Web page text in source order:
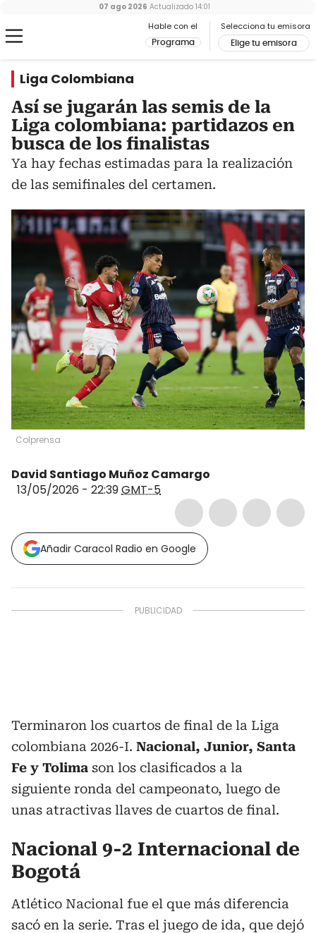
Hable con el
Programa
Selecciona tu emisora
Elige tu emisora
07 ago 2026 Actualizado 14:01
Liga Colombiana
Así se jugarán las semis de la
Liga colombiana: partidazos en
busca de los finalistas
Ya hay fechas estimadas para la realización
de las semifinales del certamen.
Colprensa
David Santiago Muñoz Camargo
13/05/2026 - 22:39GMT-5
Añadir Caracol Radio en Google
Terminaron los cuartos de final de la Liga
colombiana 2026-I. Nacional, Junior, Santa
Fe y Tolima son los clasificados a la
siguiente ronda del campeonato, luego de
unas atractivas llaves de cuartos de final.
Nacional 9-2 Internacional de
Bogotá
Atlético Nacional fue el que más diferencia
sacó en la serie. Tras el juego de ida, que dejó